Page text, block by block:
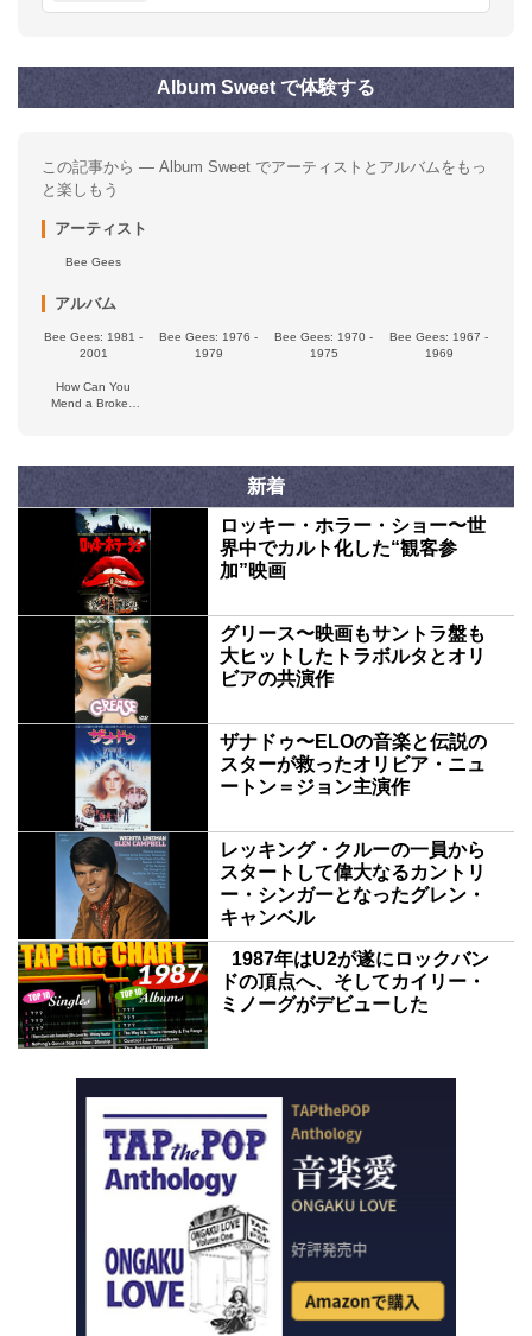
Album Sweet で体験する
この記事から — Album Sweet でアーティストとアルバムをもっ
と楽しもう
アーティスト
Bee Gees
アルバム
Bee Gees: 1981 -
2001
Bee Gees: 1976 -
1979
Bee Gees: 1970 -
1975
Bee Gees: 1967 -
1969
How Can You
Mend a Broken
新着
ロッキー・ホラー・ショー〜世
界中でカルト化した“観客参
加”映画
グリース〜映画もサントラ盤も
大ヒットしたトラボルタとオリ
ビアの共演作
ザナドゥ〜ELOの音楽と伝説の
スターが救ったオリビア・ニュ
ートン＝ジョン主演作
レッキング・クルーの一員から
スタートして偉大なるカントリ
ー・シンガーとなったグレン・
キャンベル
1987年はU2が遂にロックバン
ドの頂点へ、そしてカイリー・
ミノーグがデビューした